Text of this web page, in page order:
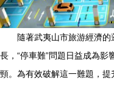
隨著武夷山市旅游經濟
長，“停車難”問題日益成為
頸。為有效破解這一難題，